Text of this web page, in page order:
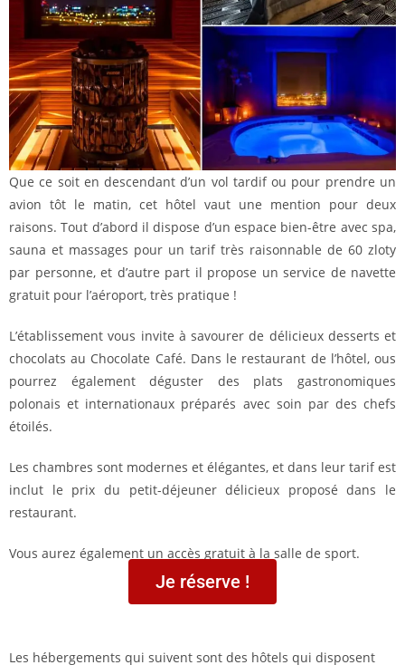
Que ce soit en descendant d’un vol tardif ou pour prendre un
avion tôt le matin, cet hôtel vaut une mention pour deux
raisons. Tout d’abord il dispose d’un espace bien-être avec spa,
sauna et massages pour un tarif très raisonnable de 60 zloty
par personne, et d’autre part il propose un service de navette
gratuit pour l’aéroport, très pratique !
L’établissement vous invite à savourer de délicieux desserts et
chocolats au Chocolate Café. Dans le restaurant de l’hôtel, ous
pourrez également déguster des plats gastronomiques
polonais et internationaux préparés avec soin par des chefs
étoilés.
Les chambres sont modernes et élégantes, et dans leur tarif est
inclut le prix du petit-déjeuner délicieux proposé dans le
restaurant.
Vous aurez également un accès gratuit à la salle de sport.
Je réserve !
Les hébergements qui suivent sont des hôtels qui disposent